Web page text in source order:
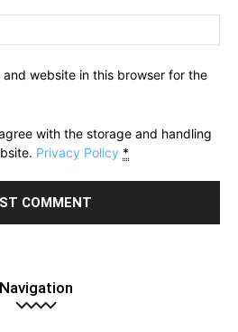
and website in this browser for the
with the storage and handling
Privacy Policy *
Navigation